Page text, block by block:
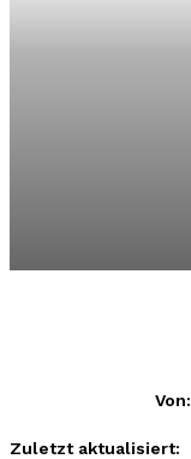
Von:
Zuletzt aktualisiert: